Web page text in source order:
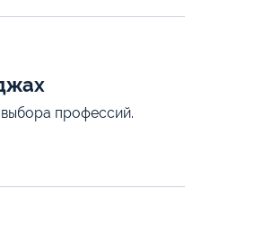
профессий.